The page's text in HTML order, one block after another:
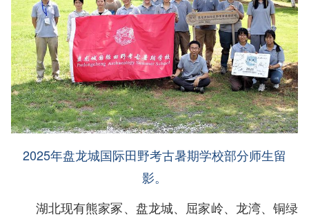
2025年盘龙城国际田野考古暑期学校部分师生留
影。
湖北现有熊家冢、盘龙城、屈家岭、龙湾、铜绿